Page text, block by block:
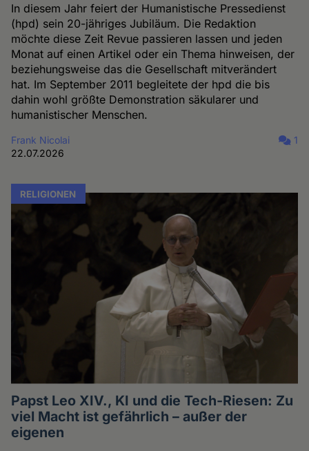
In diesem Jahr feiert der Humanistische Pressedienst
(hpd) sein 20-jähriges Jubiläum. Die Redaktion
möchte diese Zeit Revue passieren lassen und jeden
Monat auf einen Artikel oder ein Thema hinweisen, der
beziehungsweise das die Gesellschaft mitverändert
hat. Im September 2011 begleitete der hpd die bis
dahin wohl größte Demonstration säkularer und
humanistischer Menschen.
Frank Nicolai
22.07.2026
1
RELIGIONEN
Papst Leo XIV., KI und die Tech-Riesen: Zu
viel Macht ist gefährlich – außer der
eigenen